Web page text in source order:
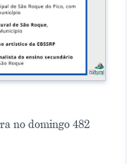
no domingo 482